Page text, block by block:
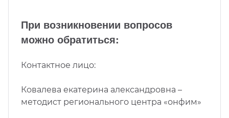
При возникновении вопросов
можно обратиться:
Контактное лицо:
Ковалева екатерина александровна –
методист регионального центра «онфим»